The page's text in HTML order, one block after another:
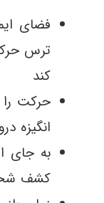
فضای
ترس
کند
حرکت را
انگیزه
به جای
کشف